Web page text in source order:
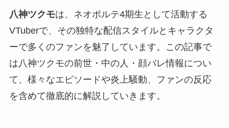
八神ツクモは、ネオポルテ4期生として活動する
VTuberで、その独特な配信スタイルとキャラクタ
ーで多くのファンを魅了しています。この記事で
は八神ツクモの前世・中の人・顔バレ情報につい
て、様々なエピソードや炎上騒動、ファンの反応
を含めて徹底的に解説していきます。